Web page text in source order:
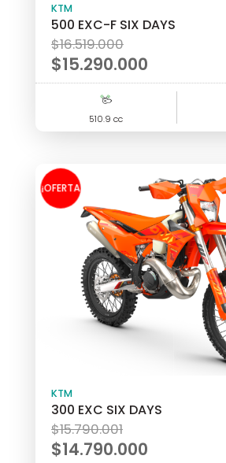
KTM
500 EXC-F SIX DAYS
$16.519.000El
precio
original
$16.519.000.
$15.290.000
El
precio
actual
$15.290.000.
510.9 cc
¡OFERTA
KTM
300 EXC SIX DAYS
$15.790.001El
precio
$14.790.000